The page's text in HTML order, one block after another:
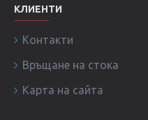
КЛИЕНТИ
Контакти
Връщане на стока
Карта на сайта